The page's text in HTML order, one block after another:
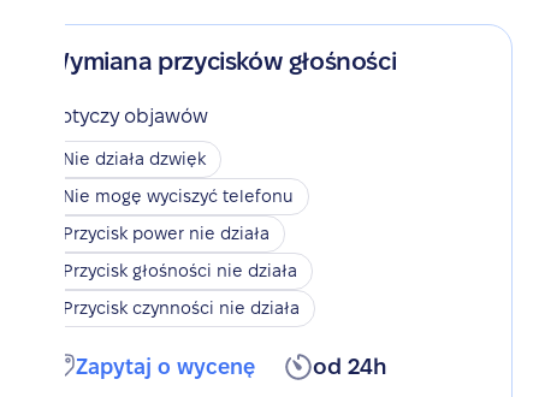
Wymiana przycisków głośności
Dotyczy objawów
Nie działa dzwięk
Nie mogę wyciszyć telefonu
Przycisk power nie działa
Przycisk głośności nie działa
Przycisk czynności nie działa
Zapytaj o wycenę od 24h